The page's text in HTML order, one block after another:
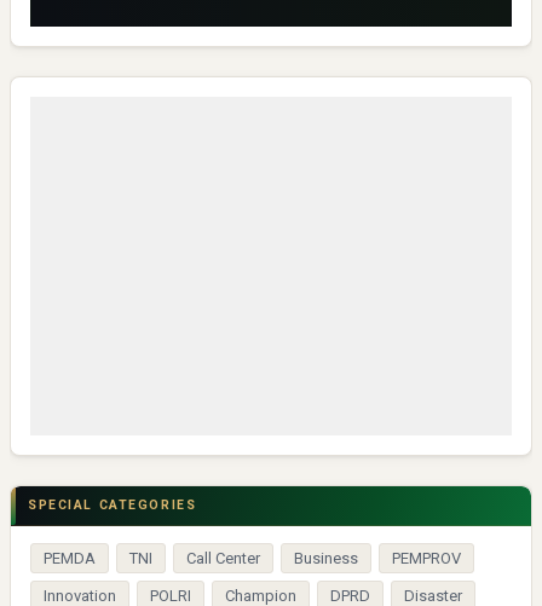
SPECIAL CATEGORIES
PEMDA TNI Call Center Business PEMPROV
Innovation POLRI Champion DPRD Disaster